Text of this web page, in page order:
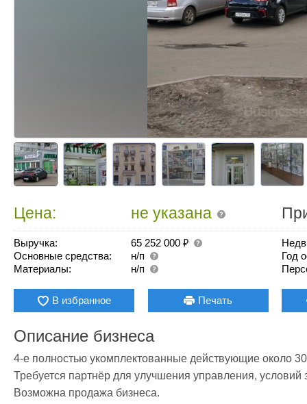
Цена: не указана
Выручка: 65 252 000₽
Основные средства:
н/п
Материалы:
н/п
Год
В избранное Печать
Описание бизнеса
4-е полностью укомплектованные действующие около 30
Требуется партнёр для улучшения управления, условий
Возможна продажа бизнеса.